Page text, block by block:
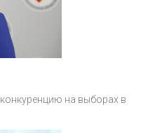
на выборах в